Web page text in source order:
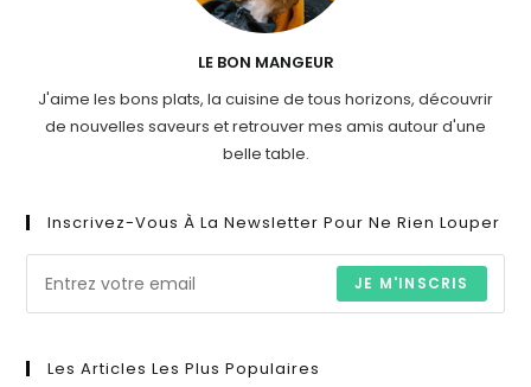
LE BON MANGEUR
J'aime les bons plats, la cuisine de tous horizons, découvrir
de nouvelles saveurs et retrouver mes amis autour d'une
belle table.
Inscrivez-Vous À La Newsletter Pour Ne Rien Louper
JE M'INSCRIS
Les Articles Les Plus Populaires